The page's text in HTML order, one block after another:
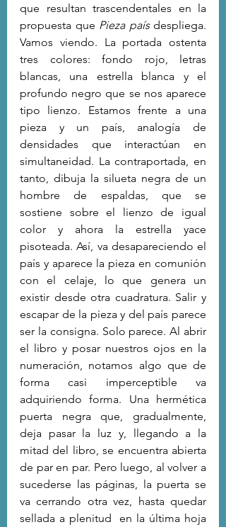
que resultan trascendentales en la
propuesta que Pieza país despliega.
Vamos viendo. La portada ostenta
tres colores: fondo rojo, letras
blancas, una estrella blanca y el
profundo negro que se nos aparece
tipo lienzo. Estamos frente a una
pieza y un país, analogía de
densidades que interactúan en
simultaneidad. La contraportada, en
tanto, dibuja la silueta negra de un
hombre de espaldas, que se
sostiene sobre el lienzo de igual
color y ahora la estrella yace
pisoteada. Así, va desapareciendo el
país y aparece la pieza en comunión
con el celaje, lo que genera un
existir desde otra cuadratura. Salir y
escapar de la pieza y del país parece
ser la consigna. Solo parece. Al abrir
el libro y posar nuestros ojos en la
numeración, notamos algo que de
forma casi imperceptible va
adquiriendo forma. Una hermética
puerta negra que, gradualmente,
deja pasar la luz y, llegando a la
mitad del libro, se encuentra abierta
de par en par. Pero luego, al volver a
sucederse las páginas, la puerta se
va cerrando otra vez, hasta quedar
sellada a plenitud  en la última hoja